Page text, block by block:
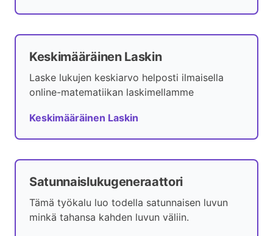
Keskimääräinen Laskin
Laske lukujen keskiarvo helposti ilmaisella
online-matematiikan laskimellamme
Keskimääräinen Laskin
Satunnaislukugeneraattori
Tämä työkalu luo todella satunnaisen luvun
minkä tahansa kahden luvun väliin.